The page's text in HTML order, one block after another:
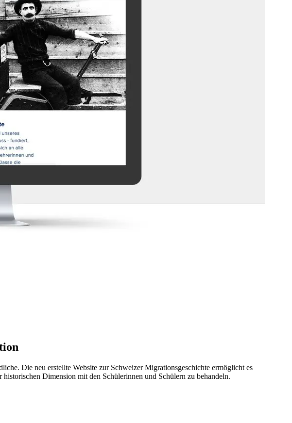
Die neu erstellte Website zur Schweizer Migrationsgeschichte ermöglicht es
Dimension mit den Schülerinnen und Schülern zu behandeln.